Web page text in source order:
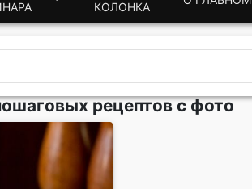
КОЛОНКА
рецептов с фото